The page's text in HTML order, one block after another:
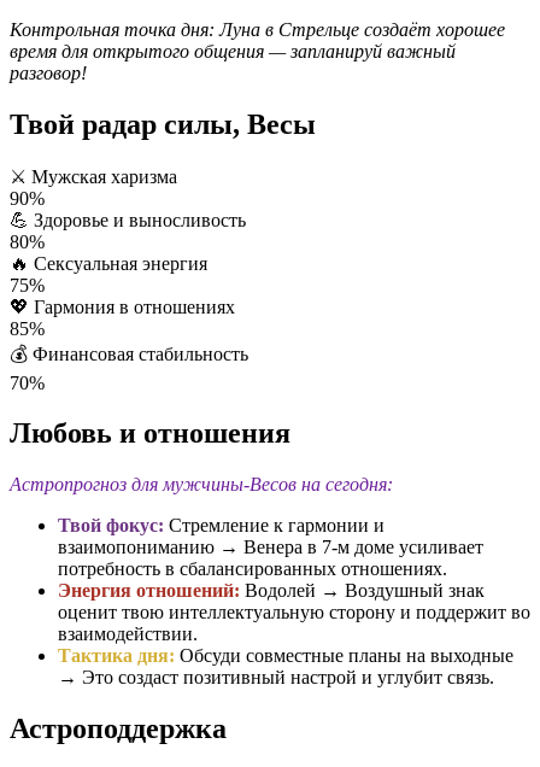
Контрольная точка дня: Луна в Стрельце создаёт хорошее
время для открытого общения — запланируй важный
разговор!
Твой радар силы, Весы
⚔️ Мужская харизма
90%
💪 Здоровье и выносливость
80%
🔥 Сексуальная энергия
75%
💖 Гармония в отношениях
85%
💰 Финансовая стабильность
70%
Любовь и отношения
Астропрогноз для мужчины-Весов на сегодня:
Твой фокус: Стремление к гармонии и
взаимопониманию → Венера в 7-м доме усиливает
потребность в сбалансированных отношениях.
Энергия отношений: Водолей → Воздушный знак
оценит твою интеллектуальную сторону и поддержит во
взаимодействии.
Тактика дня: Обсуди совместные планы на выходные
→ Это создаст позитивный настрой и углубит связь.
Астроподдержка